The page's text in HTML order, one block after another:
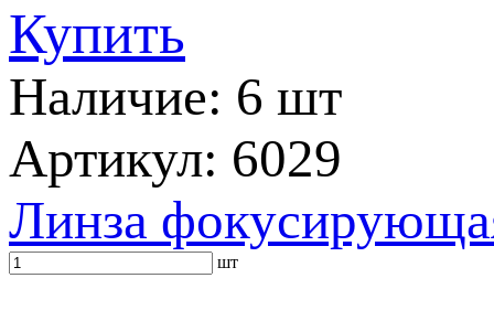
Купить
Наличие: 6 шт
Артикул: 6029
Линза
шт